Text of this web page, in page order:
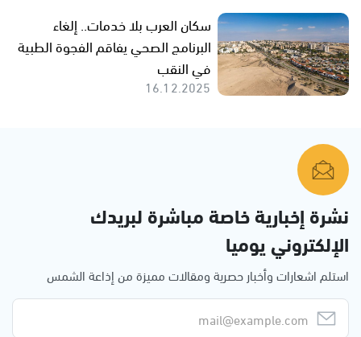
سكان العرب بلا خدمات.. إلغاء
البرنامج الصحي يفاقم الفجوة الطبية
في النقب
16.12.2025
نشرة إخبارية خاصة مباشرة لبريدك
الإلكتروني يوميا
استلم اشعارات وأخبار حصرية ومقالات مميزة من إذاعة الشمس